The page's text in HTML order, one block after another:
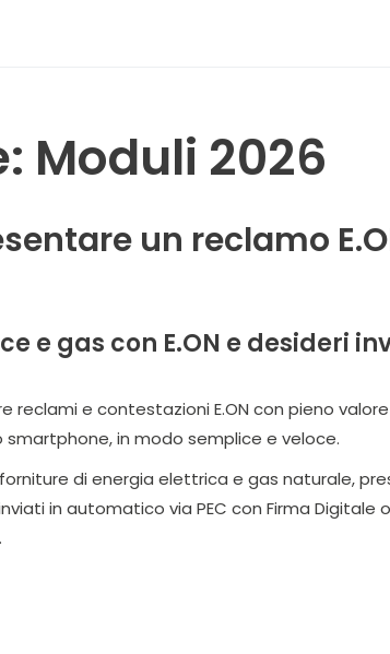
Moduli 2026
un reclamo
e gas con E.ON e desideri
reclami e contestazioni E.ON con pieno
in modo semplice e veloce.
di energia elettrica e gas naturale,
in automatico via PEC con Firma